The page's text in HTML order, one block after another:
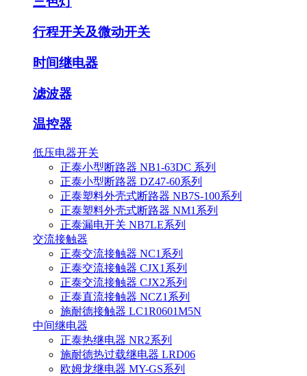
行程开关及微动开关
时间继电器
滤波器
温控器
低压电器开关
正泰小型断路器 NB1-63DC 系列
正泰小型断路器 DZ47-60系列
正泰塑料外壳式断路器 NB7S-100系列
正泰塑料外壳式断路器 NM1系列
正泰漏电开关 NB7LE系列
交流接触器
正泰交流接触器 NC1系列
正泰交流接触器 CJX1系列
正泰交流接触器 CJX2系列
正泰直流接触器 NCZ1系列
施耐德接触器 LC1R0601M5N
中间继电器
正泰热继电器 NR2系列
施耐德热过载继电器 LRD06
欧姆龙继电器 MY-GS系列